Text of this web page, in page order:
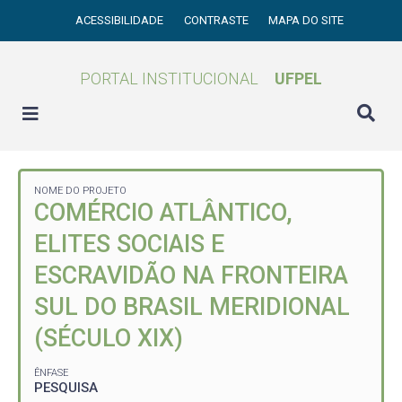
ACESSIBILIDADE CONTRASTE MAPA DO SITE
PORTAL INSTITUCIONAL UFPEL
NOME DO PROJETO
COMÉRCIO ATLÂNTICO,
ELITES SOCIAIS E
ESCRAVIDÃO NA FRONTEIRA
SUL DO BRASIL MERIDIONAL
(SÉCULO XIX)
ÊNFASE
PESQUISA